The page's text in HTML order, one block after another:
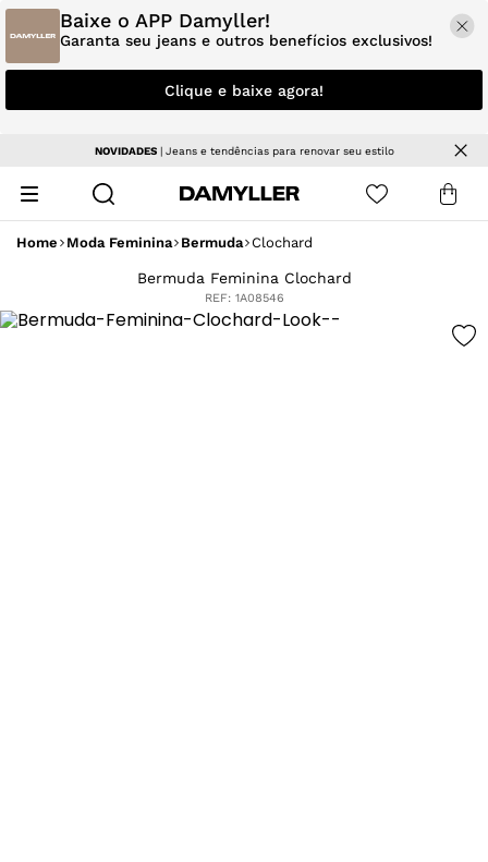
Baixe o APP Damyller!
Garanta seu jeans e outros benefícios exclusivos!
Clique e baixe agora!
NOVIDADES| Jeans e tendências para renovar seu estilo
Home Moda Feminina Bermuda Clochard
Bermuda Feminina Clochard
REF: 1A08546